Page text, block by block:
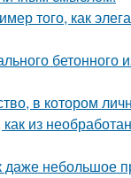
того, как
в котором
из
даже небольшое